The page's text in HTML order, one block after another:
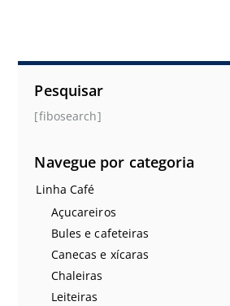
Pesquisar
[fibosearch]
Navegue por categoria
Linha Café
Açucareiros
Bules e cafeteiras
Canecas e xícaras
Chaleiras
Leiteiras